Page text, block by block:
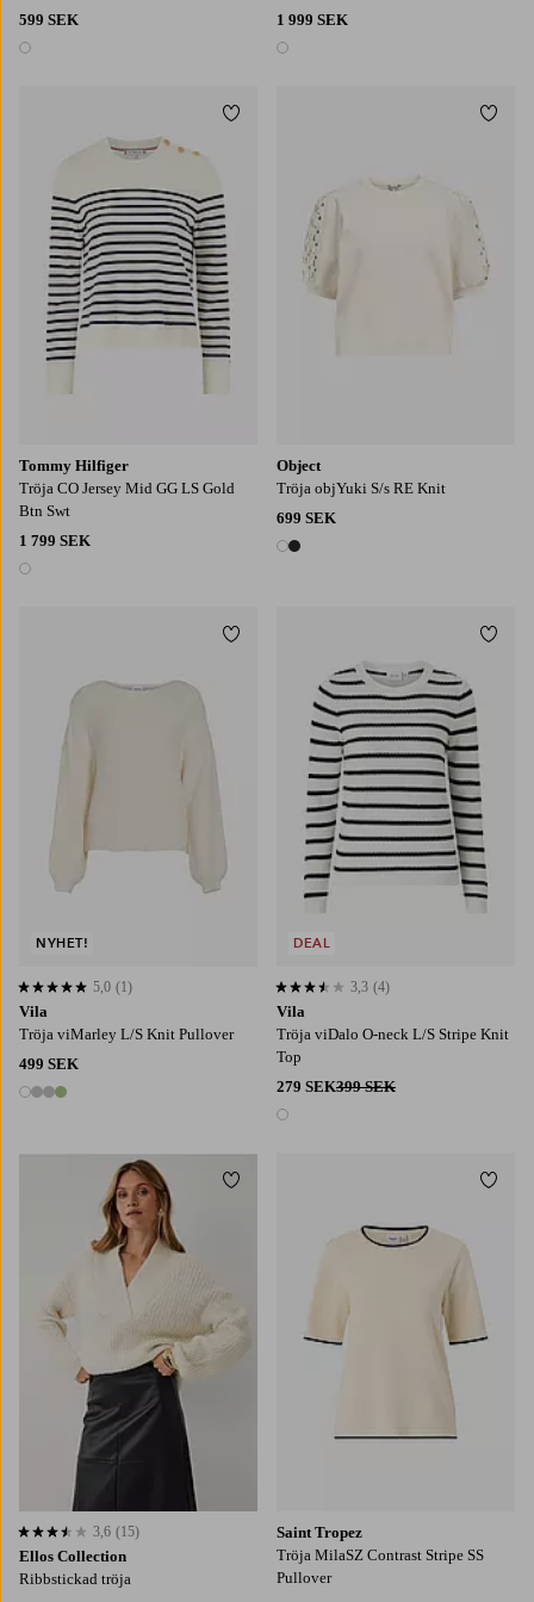
599 SEK
1 färg
1 999 SEK
1 färg
Tommy Hilfiger
Tröja CO Jersey Mid GG LS Gold
Btn Swt
1 799 SEK
1 färg
Lägg till i favoriter
Object
Tröja objYuki S/s RE Knit
699 SEK
2 färger
Vila
Tröja viMarley L/S Knit Pullover
499 SEK
4 färger
5,0 baserat på 1 st betyg
5,0 (1)
NYHET!
Lägg till i favoriter
Vila
Tröja viDalo O-neck L/S Stripe Knit
Top
279 SEK399 SEK
1 färg
3,3 baserat på 4 st betyg
3,3 (4)
DEAL
Ellos Collection
Ribbstickad tröja
3,6 baserat på 15 st betyg
3,6 (15)
Lägg till i favoriter
Saint Tropez
Tröja MilaSZ Contrast Stripe SS
Pullover